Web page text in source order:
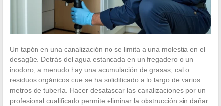
Un tapón en una canalización no se limita a una molestia en el
desagüe. Detrás del agua estancada en un fregadero o un
inodoro, a menudo hay una acumulación de grasas, cal o
residuos orgánicos que se ha solidificado a lo largo de varios
metros de tubería. Hacer desatascar las canalizaciones por un
profesional cualificado permite eliminar la obstrucción sin dañar